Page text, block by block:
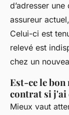
d’adresser
assureur
Celui-ci est
relevé est
chez un
Est-ce le
contrat si j'ai
Mieux vaut